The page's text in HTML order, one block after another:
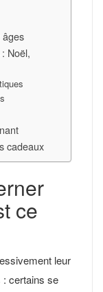
Noël,
cadeaux
ce
leur
: certains se